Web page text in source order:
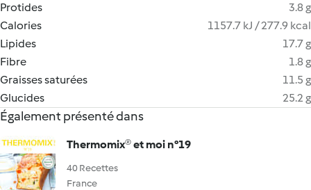
Protides
3.8 g
Calories
1157.7 kJ / 277.9 kcal
Lipides
17.7 g
Fibre
1.8 g
Graisses saturées
11.5 g
Glucides
25.2 g
Également présenté dans
Thermomix® et moi n°19
40 Recettes
France